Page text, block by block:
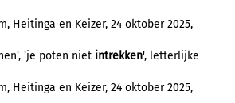
Heitinga en Keizer, 24 oktober 2025,
'je poten niet intrekken', letterlijke
Heitinga en Keizer, 24 oktober 2025,